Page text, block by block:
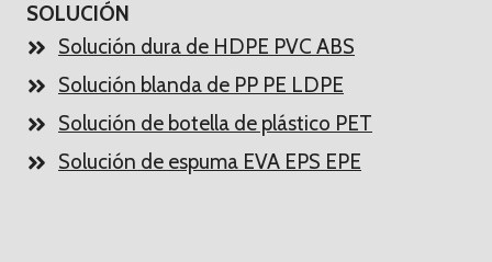
SOLUCIÓN
Solución dura de HDPE PVC ABS
Solución blanda de PP PE LDPE
Solución de botella de plástico PET
Solución de espuma EVA EPS EPE